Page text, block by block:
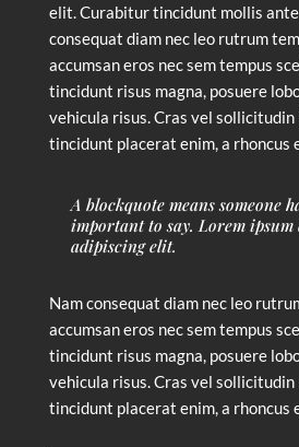
elit. Curabitur tincidunt mollis
consequat diam nec leo rutrum
accumsan eros nec sem tempus
tincidunt risus magna, posuere
vehicula risus. Cras vel sollicitudin
tincidunt placerat enim, a rhoncus
A blockquote means someone
important to say. Lorem
adipiscing elit.
Nam consequat diam nec leo
accumsan eros nec sem tempus
tincidunt risus magna, posuere
vehicula risus. Cras vel sollicitudin
tincidunt placerat enim, a rhoncus